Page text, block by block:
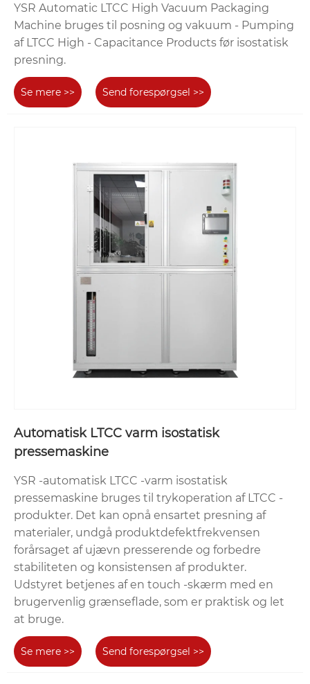
YSR Automatic LTCC High Vacuum Packaging
Machine bruges til posning og vakuum - Pumping
af LTCC High - Capacitance Products før isostatisk
presning.
Se mere >> Send forespørgsel >>
Automatisk LTCC varm isostatisk
pressemaskine
YSR -automatisk LTCC -varm isostatisk
pressemaskine bruges til trykoperation af LTCC -
produkter. Det kan opnå ensartet presning af
materialer, undgå produktdefektfrekvensen
forårsaget af ujævn presserende og forbedre
stabiliteten og konsistensen af ​​produkter.
Udstyret betjenes af en touch -skærm med en
brugervenlig grænseflade, som er praktisk og let
at bruge.
Se mere >> Send forespørgsel >>